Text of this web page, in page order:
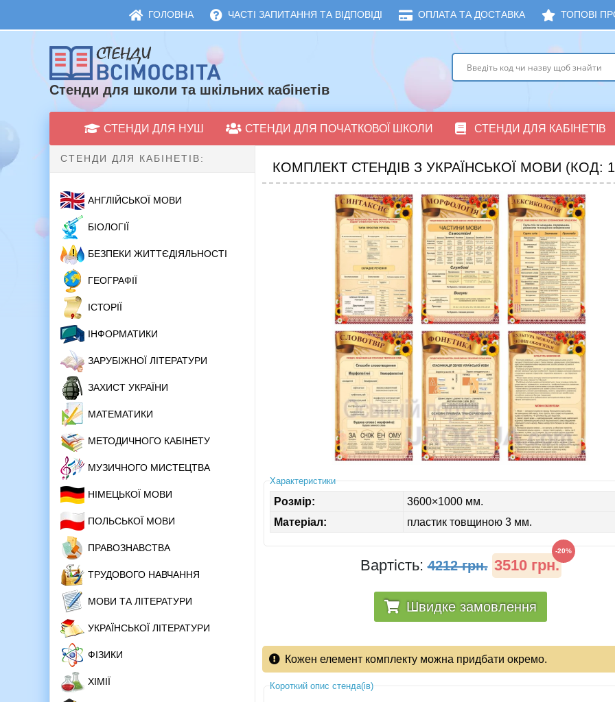
ГОЛОВНА ЧАСТІ ЗАПИТАННЯ ТА ВІДПОВІДІ ОПЛАТА ТА ДОСТАВКА ТОПОВІ
Стенди для школи та шкільних кабінетів
СТЕНДИ ДЛЯ НУШ СТЕНДИ ДЛЯ ПОЧАТКОВОЇ ШКОЛИ СТЕНДИ ДЛЯ КАБІНЕТІВ
СТЕНДИ ДЛЯ КАБІНЕТІВ:
АНГЛІЙСЬКОЇ МОВИ
БІОЛОГІЇ
БЕЗПЕКИ ЖИТТЄДІЯЛЬНОСТІ
ГЕОГРАФІЇ
ІСТОРІЇ
ІНФОРМАТИКИ
ЗАРУБІЖНОЇ ЛІТЕРАТУРИ
ЗАХИСТ УКРАЇНИ
МАТЕМАТИКИ
МЕТОДИЧНОГО КАБІНЕТУ
МУЗИЧНОГО МИСТЕЦТВА
НІМЕЦЬКОЇ МОВИ
ПОЛЬСЬКОЇ МОВИ
ПРАВОЗНАВСТВА
ТРУДОВОГО НАВЧАННЯ
МОВИ ТА ЛІТЕРАТУРИ
УКРАЇНСЬКОЇ ЛІТЕРАТУРИ
ФІЗИКИ
ХІМІЇ
КОМПЛЕКТ СТЕНДІВ З УКРАЇНСЬКОЇ МОВИ (КОД:
Характеристики
Розмір:
3600×1000 мм.
Матеріал:
пластик товщиною 3 мм.
Вартість: 4212 грн. 3510 грн.
-20%
Швидке замовлення
Кожен елемент комплекту можна придбати окремо.
Короткий опис стенда(ів)